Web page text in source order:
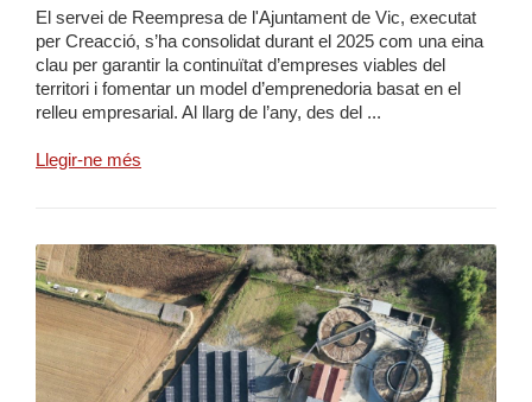
El servei de Reempresa de l'Ajuntament de Vic, executat
per Creacció, s’ha consolidat durant el 2025 com una eina
clau per garantir la continuïtat d’empreses viables del
territori i fomentar un model d’emprenedoria basat en el
relleu empresarial. Al llarg de l’any, des del ...
Llegir-ne més